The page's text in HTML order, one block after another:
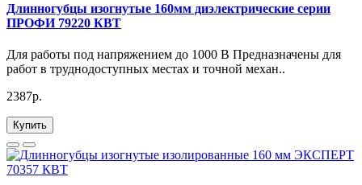
Длинногубцы изогнутые 160мм диэлектрические серии
ПРОФИ 79220 КВТ
Для работы под напряжением до 1000 В Предназначены для
работ в труднодоступных местах и точной механ..
2387р.
Купить